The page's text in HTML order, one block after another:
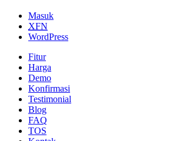
Masuk
XFN
WordPress
Fitur
Harga
Demo
Konfirmasi
Testimonial
Blog
FAQ
TOS